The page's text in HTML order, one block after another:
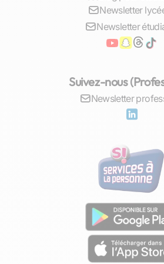
Les professeurs particuliers à
passionnés de l'enseignement,
patience et d'une pédagogie qui
intéressantes, éveillant ainsi la
intellectuelle de l'élève. L'objectif
l'apprenant acteur de son
L'aide aux devoirs joue
crucial dans le renforcement des
permet de consolider les
réalisés en classe, d'aborder les
sérénité, et de préparer
contrôles. Cette routine d'étude
bénéfique pour l'élève, qui
Newsletter
Newsletter
Suivez-nous
Newsletter